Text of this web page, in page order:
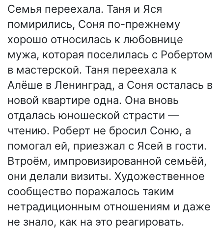
Семья переехала. Таня и Яся
помирились, Соня по-прежнему
хорошо относилась к любовнице
мужа, которая поселилась с Робертом
в мастерской. Таня переехала к
Алёше в Ленинград, а Соня осталась в
новой квартире одна. Она вновь
отдалась юношеской страсти —
чтению. Роберт не бросил Соню, а
помогал ей, приезжал с Ясей в гости.
Втроём, импровизированной семьёй,
они делали визиты. Художественное
сообщество поражалось таким
нетрадиционным отношениям и даже
не знало, как на это реагировать.